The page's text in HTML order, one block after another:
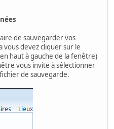
de sauvegarder vos
vous devez cliquer sur le
haut à gauche de la fenêtre)
vous invite à sélectionner
de sauvegarde.